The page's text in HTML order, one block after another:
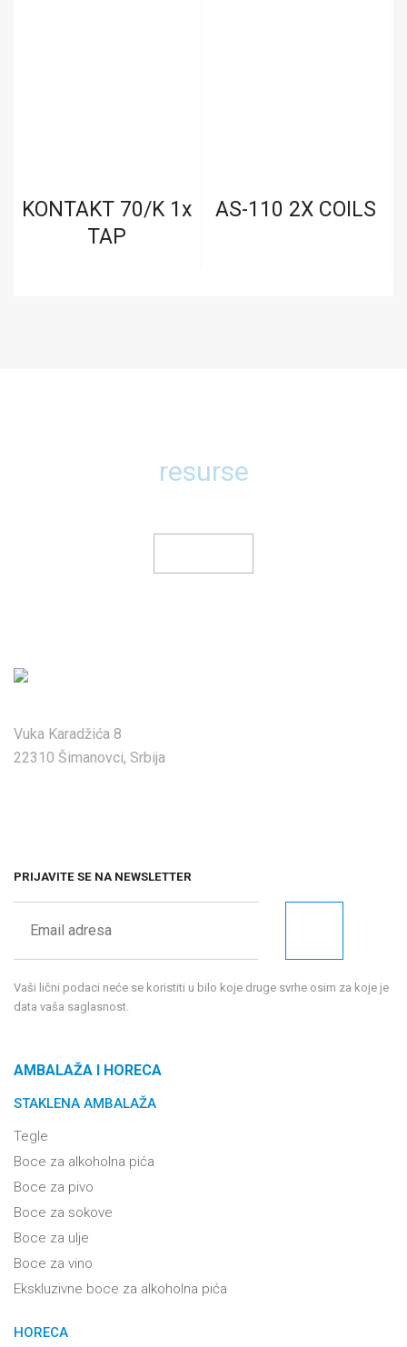
KONTAKT 70/K 1x
TAP
AS-110 2X COILS
resurse
Vuka Karadžića 8
22310 Šimanovci, Srbija
PRIJAVITE SE NA NEWSLETTER
Vaši lični podaci neće se koristiti u bilo koje druge svrhe osim za koje je
data vaša saglasnost.
AMBALAŽA I HORECA
STAKLENA AMBALAŽA
Tegle
Boce za alkoholna pića
Boce za pivo
Boce za sokove
Boce za ulje
Boce za vino
Ekskluzivne boce za alkoholna pića
HORECA